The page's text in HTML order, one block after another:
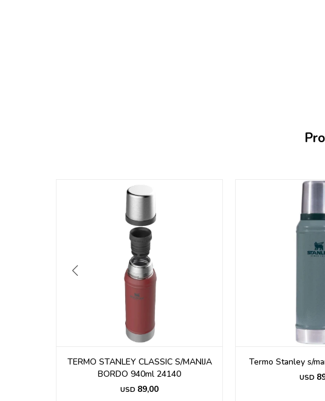
TERMO STANLEY CLASSIC S/MANIJA
BORDO 940ml 24140
USD 89,00
Termo Stanley s/
USD